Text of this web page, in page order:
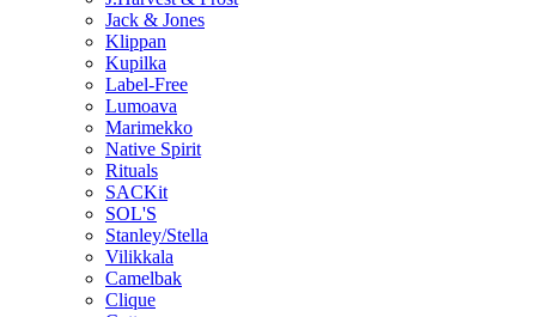
Jack & Jones
Klippan
Kupilka
Label-Free
Lumoava
Marimekko
Native Spirit
Rituals
SACKit
SOL'S
Stanley/Stella
Vilikkala
Camelbak
Clique